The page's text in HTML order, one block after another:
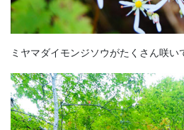
ミヤマダイモンジソウがたくさん咲い